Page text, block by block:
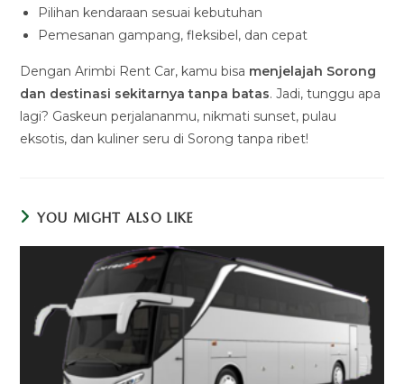
Pilihan kendaraan sesuai kebutuhan
Pemesanan gampang, fleksibel, dan cepat
Dengan Arimbi Rent Car, kamu bisa menjelajah Sorong
dan destinasi sekitarnya tanpa batas. Jadi, tunggu apa
lagi? Gaskeun perjalananmu, nikmati sunset, pulau
eksotis, dan kuliner seru di Sorong tanpa ribet!
YOU MIGHT ALSO LIKE